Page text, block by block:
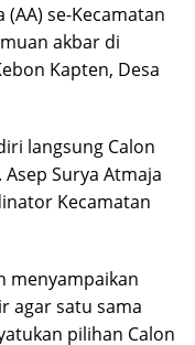
se-Kecamatan
akbar di
Kapten, Desa
langsung Calon
Surya Atmaja
Kecamatan
menyampaikan
agar satu sama
pilihan Calon